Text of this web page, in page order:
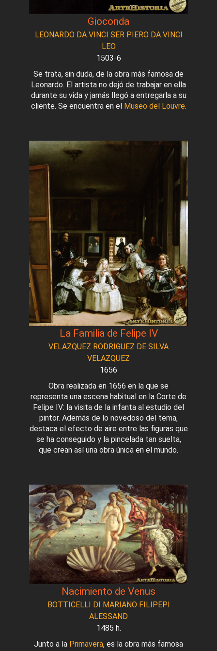
Gioconda
LEONARDO DA VINCI SER PIERO DA VINCI
LEO
1503-6
Se trata, sin duda, de la obra más famosa de
Leonardo. El artista no dejó de trabajar en ella
durante su vida y jamás llegó a entregarla a su
cliente. Se encuentra en el Museo del Louvre.
La Familia de Felipe IV
VELAZQUEZ RODRIGUEZ DE SILVA
VELAZQUEZ
1656
Obra realizada en 1656 en la que se
representa una escena habitual en la Corte de
Felipe IV: la visita de la infanta al estudio del
pintor. Además de lo novedoso del tema,
destaca el efecto de aire entre las figuras que
se ha conseguido y la pincelada tan suelta,
que crean así una obra única en el mundo.
Nacimiento de Venus
BOTTICELLI DI MARIANO FILIPEPI
ALESSAND
1485 h.
Junto a la Primavera, es la obra más famosa